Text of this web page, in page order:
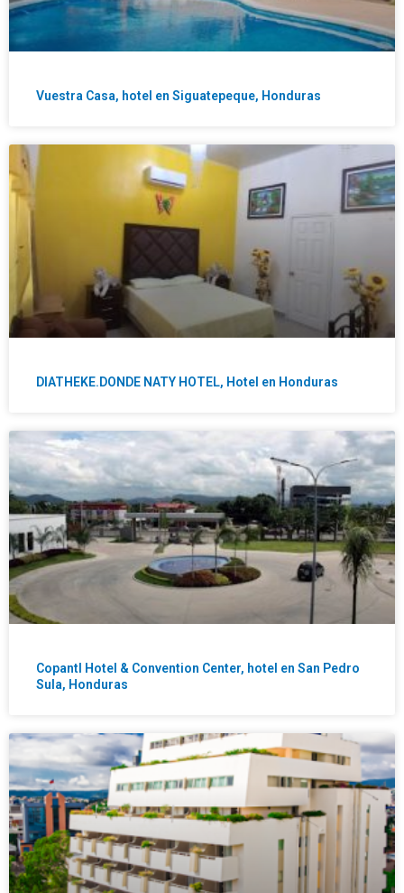
Vuestra Casa, hotel en Siguatepeque, Honduras
DIATHEKE.DONDE NATY HOTEL, Hotel en Honduras
Copantl Hotel & Convention Center, hotel en San Pedro
Sula, Honduras